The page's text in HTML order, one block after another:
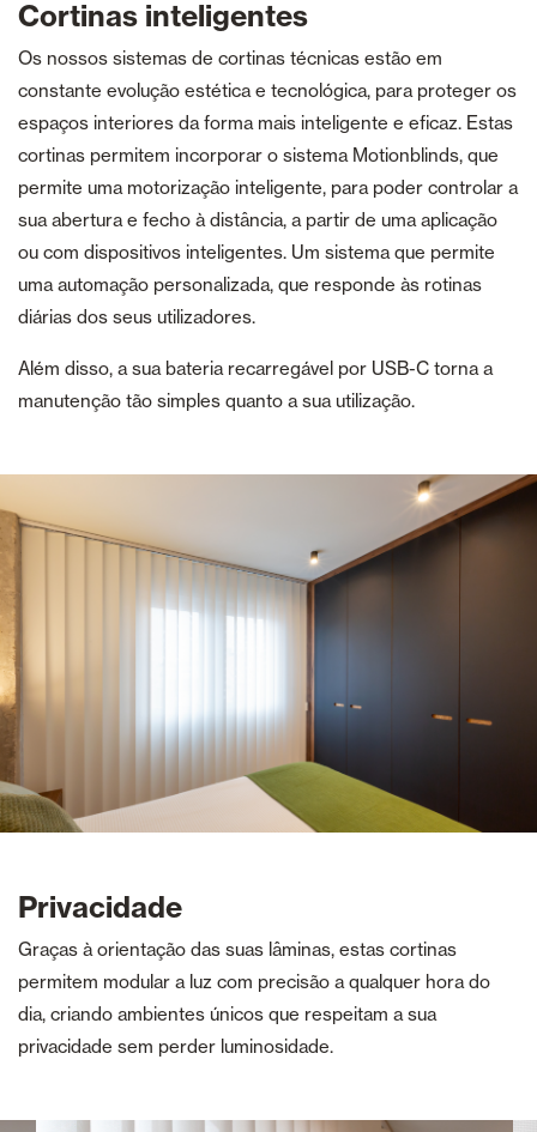
Cortinas inteligentes
Os nossos sistemas de cortinas técnicas estão em
constante evolução estética e tecnológica, para proteger os
espaços interiores da forma mais inteligente e eficaz. Estas
cortinas permitem incorporar o sistema Motionblinds, que
permite uma motorização inteligente, para poder controlar a
sua abertura e fecho à distância, a partir de uma aplicação
ou com dispositivos inteligentes. Um sistema que permite
uma automação personalizada, que responde às rotinas
diárias dos seus utilizadores.
Além disso, a sua bateria recarregável por USB-C torna a
manutenção tão simples quanto a sua utilização.
Privacidade
Graças à orientação das suas lâminas, estas cortinas
permitem modular a luz com precisão a qualquer hora do
dia, criando ambientes únicos que respeitam a sua
privacidade sem perder luminosidade.